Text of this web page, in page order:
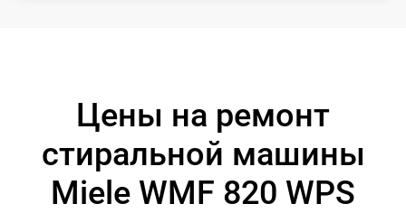
Цены на ремонт
стиральной машины
Miele WMF 820 WPS